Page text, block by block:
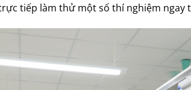
tiếp làm thử một số thí nghiệm ngay